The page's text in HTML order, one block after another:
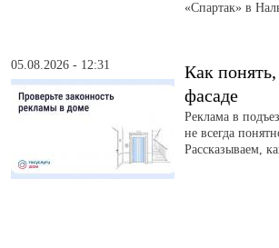
«Спартак» в
05.08.2026 - 12:31
Как
фасаде
Реклама в
не всегда
Рассказываем,